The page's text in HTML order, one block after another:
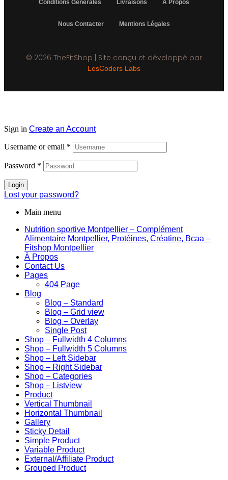
Conditions Générales Livraisons À Propos
Nous Contacter Mentions Légales
© 2026 TheFitShop | Site conçu et développé par
LesCoders Labs
Sign in Create an Account
Username or email *
Password *
Login
Lost your password?
Main menu
Nutrition sportive Montpellier – Complément
Alimentaire Montpellier, Protéines, Créatine, Bcaa –
Fitshop Montpellier
À Propos
Contact Us
Pages
404 Page
Blog
Blog – Standard
Blog – Grid view
Blog – Overlay
Single Post
Shop – Fullwidth 4 Columns
Shop – Fullwidth 5 Columns
Shop – Left Sidebar
Shop – Right Sidebar
Shop – Categories
Shop – Listview
Product
Vertical Thumbnail
Horizontal Thumbnail
Gallery
Sticky Detail
Simple Product
Variable Product
External/Affiliate Product
Grouped Product